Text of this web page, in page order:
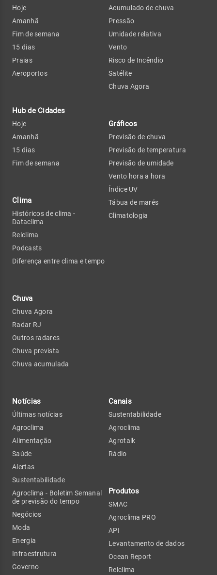
Hoje
Amanhã
Fim de semana
15 dias
Praias
Aeroportos
Hub de Cidades
Hoje
Amanhã
15 dias
Fim de semana
Clima
Históricos de clima -
Dataclima
Relclima
Podcasts
Diferença entre clima e tempo
Chuva
Chuva Agora
Radar RJ
Outros radares
Chuva prevista
Chuva acumulada
Acumulado de chuva
Pressão
Umidade relativa
Vento
Risco de Incêndio
Satélite
Chuva Agora
Gráficos
Previsão de chuva
Previsão de temperatura
Previsão de umidade
Vento hora a hora
Índice UV
Tábua de marés
Climatologia
Notícias
Últimas notícias
Agroclima
Alimentação
Saúde
Alertas
Sustentabilidade
Agroclima - Boletim Semanal
de previsão do tempo
Negócios
Moda
Energia
Infraestrutura
Governo
Canais
Sustentabilidade
Agroclima
Agrotalk
Rádio
Produtos
SMAC
Agroclima PRO
API
Levantamento de dados
Ocean Report
Relclima